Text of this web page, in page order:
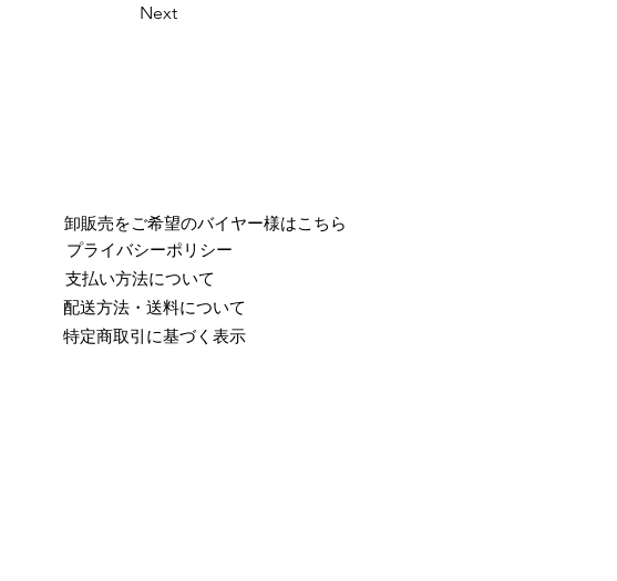
Next
​卸販売をご希望のバイヤー様はこちら
プライバシーポリシー
支払い方法について
配送方法・送料について
特定商取引に基づく表示